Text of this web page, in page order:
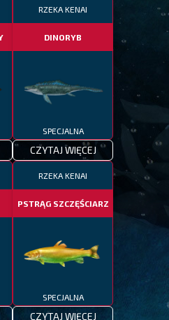
RZEKA KENAI
DINORYB
SPECJALNA
CZYTAJ WIĘCEJ
RZEKA KENAI
PSTRĄG SZCZĘŚCIARZ
SPECJALNA
CZYTAJ WIĘCEJ